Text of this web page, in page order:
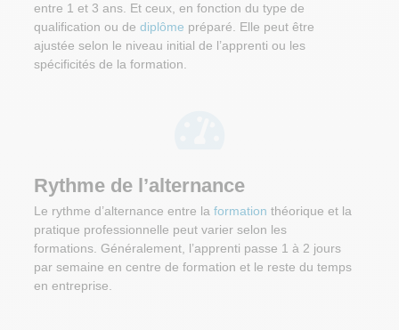
entre 1 et 3 ans. Et ceux, en fonction du type de
qualification ou de diplôme préparé. Elle peut être
ajustée selon le niveau initial de l’apprenti ou les
spécificités de la formation.
Rythme de l’alternance
Le rythme d’alternance entre la formation théorique et la
pratique professionnelle peut varier selon les
formations. Généralement, l’apprenti passe 1 à 2 jours
par semaine en centre de formation et le reste du temps
en entreprise.